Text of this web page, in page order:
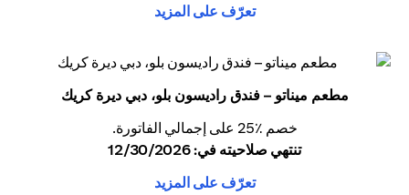
تعرّف على المزيد
مطعم ميناتو – فندق راديسون بلو، دبي ديرة كريك
خصم ٪25 على إجمالي الفاتورة.
تنتهي صلاحيته في: 12/30/2026
تعرّف على المزيد